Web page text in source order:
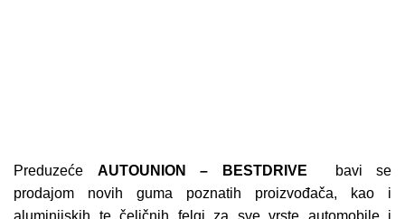
Preduzeće AUTOUNION – BESTDRIVE bavi se
prodajom novih guma poznatih proizvođača, kao i
aluminijskih te čeličnih felgi za sve vrste automobile i